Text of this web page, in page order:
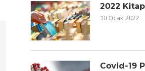
2022
10 Ocak 2022
Covid-19